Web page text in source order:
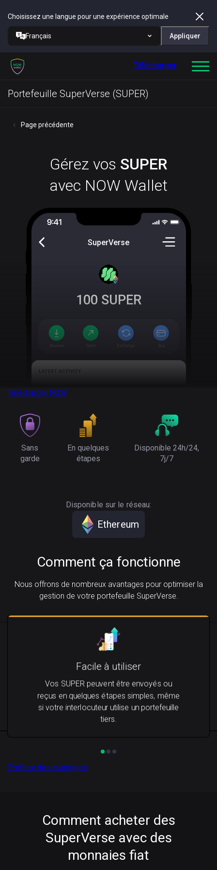
Choisissez une langue pour une expérience optimale
Français Appliquer
Télécharger
Portefeuille SuperVerse (SUPER)
Page précédente
Gérez vos SUPER
avec NOW Wallet
SuperVerse
100 SUPER
Télécharger NOW
Sans
garde
En quelques
étapes
Disponible 24h/24,
7j/7
Disponible sur le réseau:
Ethereum
Comment ça fonctionne
Nous offrons de nombreux avantages pour optimiser la
gestion de votre portefeuille SuperVerse.
Facile à utiliser
Vos SUPER peuvent être envoyés ou
reçus en quelques étapes simples, même
si votre interlocuteur utilise un portefeuille
tiers.
Profitez des avantages
Comment acheter des
SuperVerse avec des
monnaies fiat